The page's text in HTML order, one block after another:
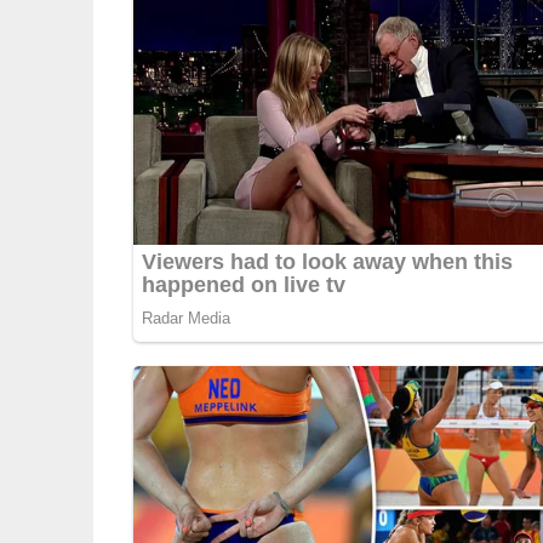
Pin mich!
Deine Rezept-
5/5(6 Bewertungen)